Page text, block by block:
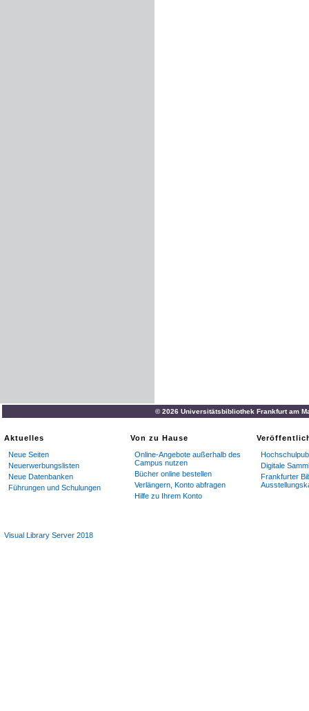
© 2026 Universitätsbibliothek Frankfurt am
Aktuelles
Neue Seiten
Neuerwerbungslisten
Neue Datenbanken
Führungen und Schulungen
Von zu Hause
Online-Angebote außerhalb des
Campus nutzen
Bücher online bestellen
Verlängern, Konto abfragen
Hilfe zu Ihrem Konto
Digitale
Frankfurter
Visual Library Server 2018